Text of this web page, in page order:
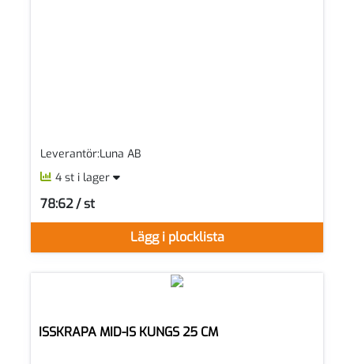
Leverantör:Luna AB
4 st i lager
Lägg i plocklista
78:62 / st
SEK per ST
ISSKRAPA MID-IS KUNGS 25 CM